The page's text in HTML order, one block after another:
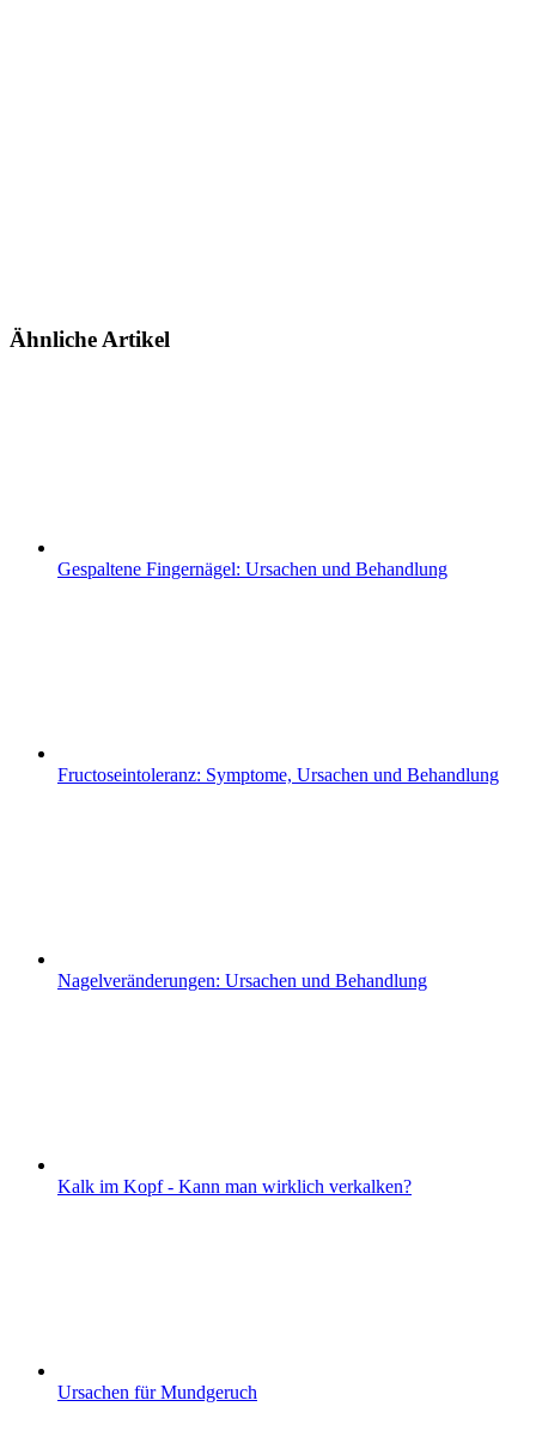
Ähnliche Artikel
Gespaltene Fingernägel: Ursachen und Behandlung
Fructoseintoleranz: Symptome, Ursachen und Behandlung
Nagelveränderungen: Ursachen und Behandlung
Kalk im Kopf - Kann man wirklich verkalken?
Ursachen für Mundgeruch